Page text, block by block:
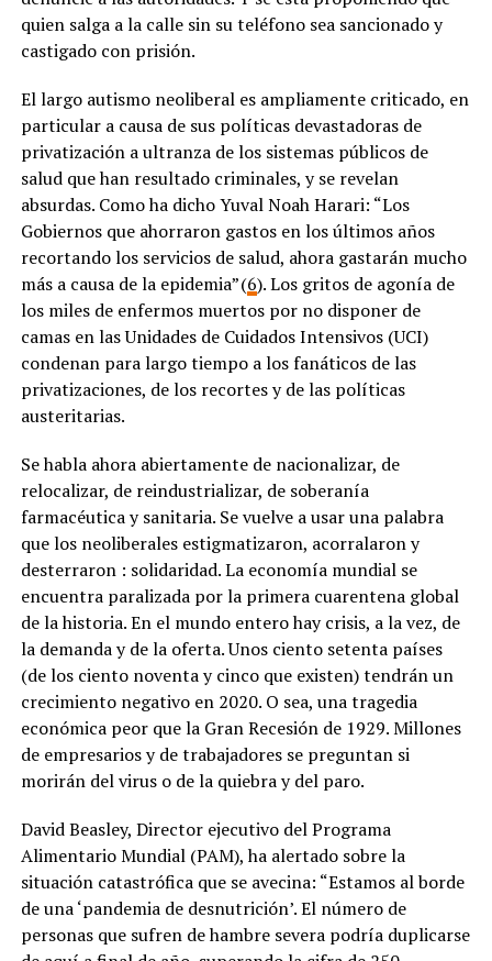
quien salga a la calle sin su teléfono sea sancionado y
castigado con prisión.
El largo autismo neoliberal es ampliamente criticado, en
particular a causa de sus políticas devastadoras de
privatización a ultranza de los sistemas públicos de
salud que han resultado criminales, y se revelan
absurdas. Como ha dicho Yuval Noah Harari: “Los
Gobiernos que ahorraron gastos en los últimos años
recortando los servicios de salud, ahora gastarán mucho
más a causa de la epidemia” (6). Los gritos de agonía de
los miles de enfermos muertos por no disponer de
camas en las Unidades de Cuidados Intensivos (UCI)
condenan para largo tiempo a los fanáticos de las
privatizaciones, de los recortes y de las políticas
austeritarias.
Se habla ahora abiertamente de nacionalizar, de
relocalizar, de reindustrializar, de soberanía
farmacéutica y sanitaria. Se vuelve a usar una palabra
que los neoliberales estigmatizaron, acorralaron y
desterraron : solidaridad. La economía mundial se
encuentra paralizada por la primera cuarentena global
de la historia. En el mundo entero hay crisis, a la vez, de
la demanda y de la oferta. Unos ciento setenta países
(de los ciento noventa y cinco que existen) tendrán un
crecimiento negativo en 2020. O sea, una tragedia
económica peor que la Gran Recesión de 1929. Millones
de empresarios y de trabajadores se preguntan si
morirán del virus o de la quiebra y del paro.
David Beasley, Director ejecutivo del Programa
Alimentario Mundial (PAM), ha alertado sobre la
situación catastrófica que se avecina: “Estamos al borde
de una ‘pandemia de desnutrición’. El número de
personas que sufren de hambre severa podría duplicarse